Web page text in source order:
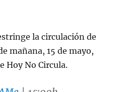
la circulación de
mañana, 15 de mayo,
Hoy No Circula.